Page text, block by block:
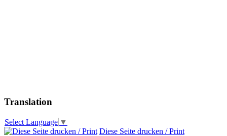
Translation
Select Language ▼
Diese Seite drucken / Print